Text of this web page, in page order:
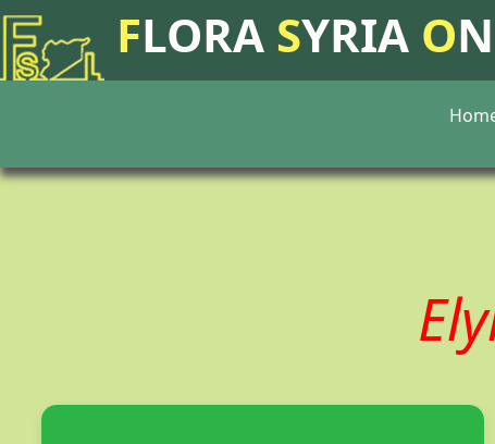
FLORA SYRIA ON